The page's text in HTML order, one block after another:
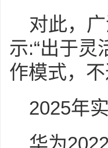
对此，
示:“出于灵
作模式，
2025年
华为